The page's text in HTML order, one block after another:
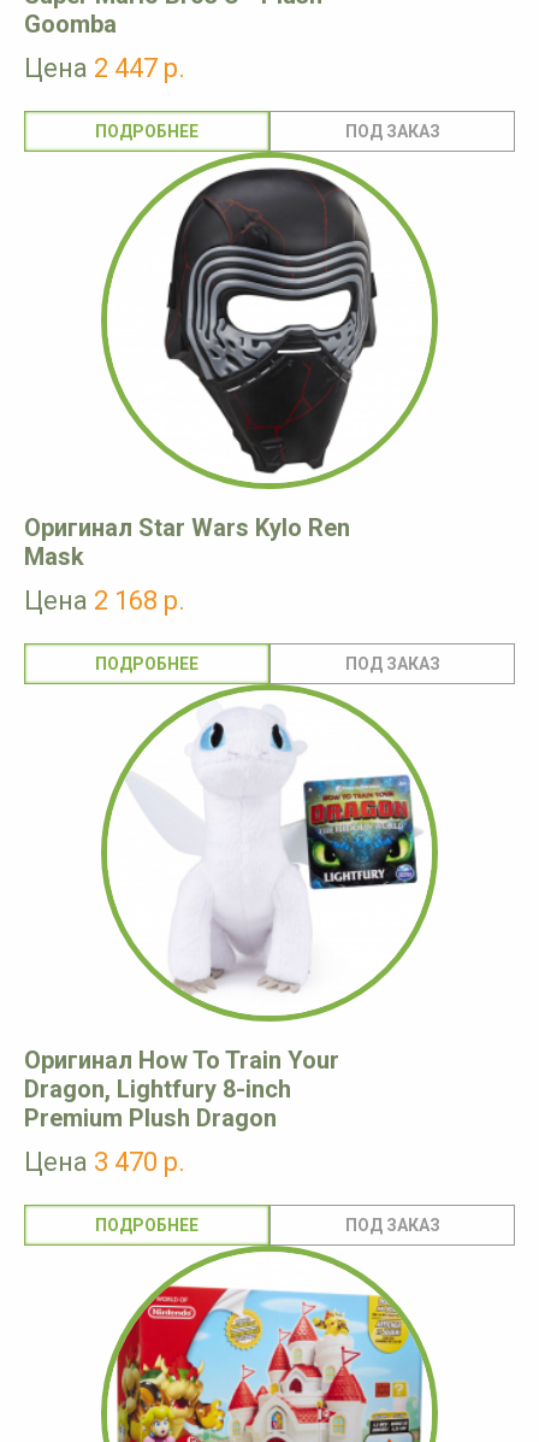
Goomba
Цена 2 447 р.
ПОДРОБНЕЕ
Оригинал Star Wars Kylo Ren
Mask
Цена 2 168 р.
ПОДРОБНЕЕ
Оригинал How To Train Your
Dragon, Lightfury 8-inch
Premium Plush Dragon
Цена 3 470 р.
ПОДРОБНЕЕ